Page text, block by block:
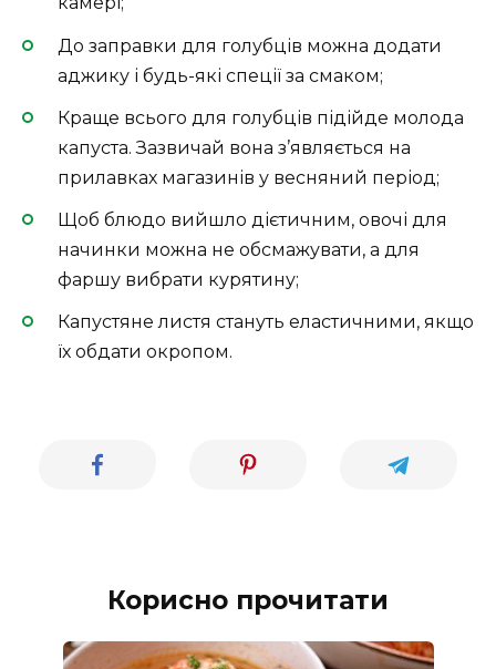
До заправки для голубців можна додати
аджику і будь-які спеції за смаком;
Краще всього для голубців підійде молода
капуста. Зазвичай вона з’являється на
прилавках магазинів у весняний період;
Щоб блюдо вийшло дієтичним, овочі для
начинки можна не обсмажувати, а для
фаршу вибрати курятину;
Капустяне листя стануть еластичними, якщо
їх обдати окропом.
Корисно прочитати